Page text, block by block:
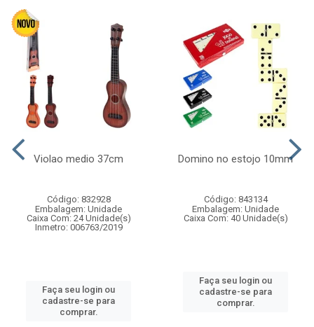
Violao medio 37cm
Código: 832928
Embalagem: Unidade
Caixa Com: 24 Unidade(s)
Inmetro: 006763/2019
Faça seu login ou
cadastre-se para
comprar.
Domino no estojo 10mm
Código: 843134
Embalagem: Unidade
Caixa Com: 40 Unidade(s)
Faça seu login ou
cadastre-se para
comprar.